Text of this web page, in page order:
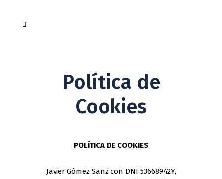
Política de
Cookies
POLÍTICA DE COOKIES
Javier Gómez Sanz con DNI 53668942Y,